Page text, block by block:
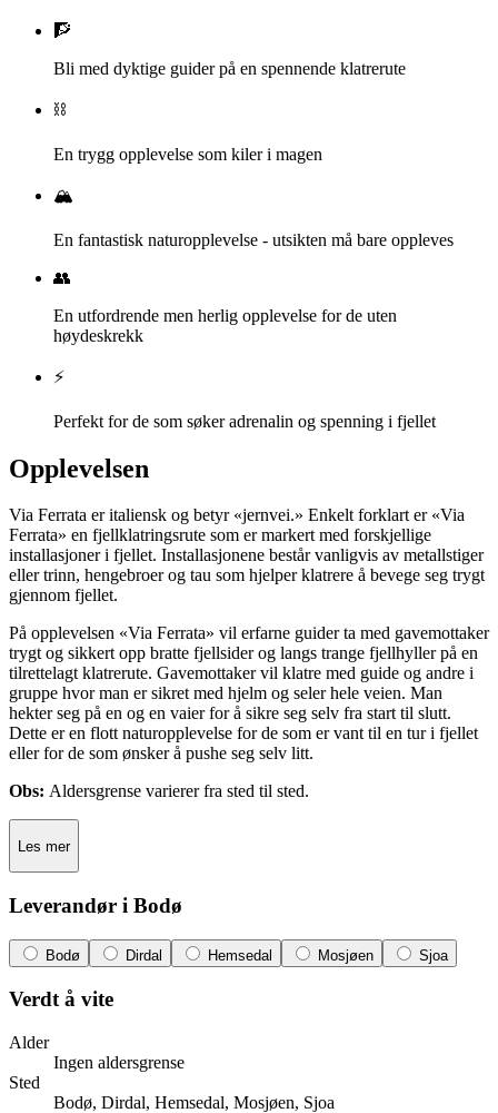
🧗
Bli med dyktige guider på en spennende klatrerute
⛓️
En trygg opplevelse som kiler i magen
🏔️
En fantastisk naturopplevelse - utsikten må bare oppleves
👥
En utfordrende men herlig opplevelse for de uten
høydeskrekk
⚡
Perfekt for de som søker adrenalin og spenning i fjellet
Opplevelsen
Via Ferrata er italiensk og betyr «jernvei.» Enkelt forklart er «Via
Ferrata» en fjellklatringsrute som er markert med forskjellige
installasjoner i fjellet. Installasjonene består vanligvis av metallstiger
eller trinn, hengebroer og tau som hjelper klatrere å bevege seg trygt
gjennom fjellet.
På opplevelsen «Via Ferrata» vil erfarne guider ta med gavemottaker
trygt og sikkert opp bratte fjellsider og langs trange fjellhyller på en
tilrettelagt klatrerute. Gavemottaker vil klatre med guide og andre i
gruppe hvor man er sikret med hjelm og seler hele veien. Man
hekter seg på en og en vaier for å sikre seg selv fra start til slutt.
Dette er en flott naturopplevelse for de som er vant til en tur i fjellet
eller for de som ønsker å pushe seg selv litt.
Obs: Aldersgrense varierer fra sted til sted.
Les mer
Leverandør i Bodø
Bodø Dirdal Hemsedal Mosjøen Sjoa
Verdt å vite
Alder
Ingen aldersgrense
Sted
Bodø, Dirdal, Hemsedal, Mosjøen, Sjoa